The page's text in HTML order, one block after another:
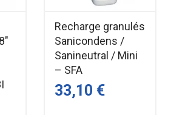
Recharge granulés
Sanicondens /
Sanineutral / Mini
– SFA
33,10 €